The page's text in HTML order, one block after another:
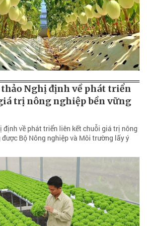
thảo Nghị định về phát triển
trị nông nghiệp bền vững
định về phát triển liên kết chuỗi giá trị nông
Bộ Nông nghiệp và Môi trường lấy ý